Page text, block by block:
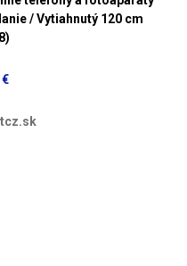
/ Vytiahnutý 120 cm